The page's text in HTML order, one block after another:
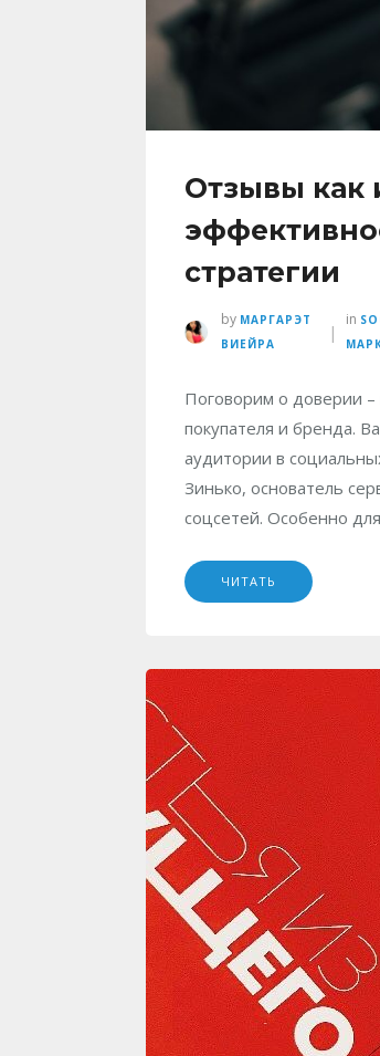
Отзывы как
стратегии
by МАРГАРЭТ
ВИЕЙРА
|
in
Поговорим о доверии
покупателя и бренда.
аудитории в
Зинько, основатель
соцсетей. Особенно
ЧИТАТЬ